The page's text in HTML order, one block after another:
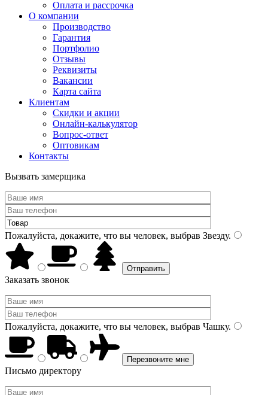
Оплата и рассрочка
О компании
Производство
Гарантия
Портфолио
Отзывы
Реквизиты
Вакансии
Карта сайта
Клиентам
Скидки и акции
Онлайн-калькулятор
Вопрос-ответ
Оптовикам
Контакты
Вызвать замерщика
Пожалуйста, докажите, что вы человек, выбрав Звезду.
Заказать звонок
Пожалуйста, докажите, что вы человек, выбрав Чашку.
Письмо директору